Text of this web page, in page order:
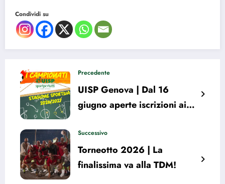
Condividi su
Precedente
UISP Genova | Dal 16
giugno aperte iscrizioni ai
2026/27. Tutte le info
Successivo
Torneotto 2026 | La
finalissima va alla TDM!